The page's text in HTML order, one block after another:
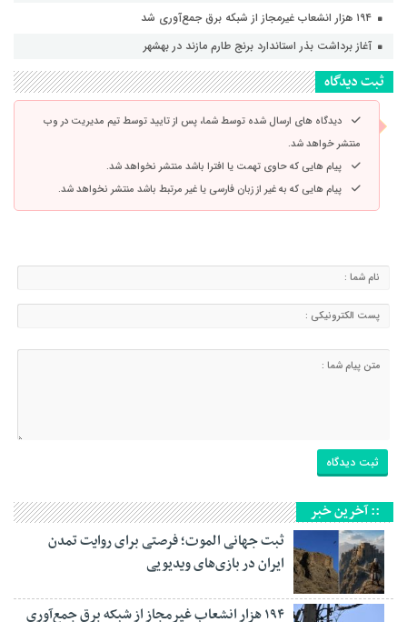
آغاز برداشت بذر استاندارد برنج طارم مازند در بهشهر
ثبت دیدگاه
دیدگاه های ارسال شده توسط شما، پس از تایید توسط تیم مدیریت در وب
منتشر خواهد شد.
پیام هایی که حاوی تهمت یا افترا باشد منتشر نخواهد شد.
پیام هایی که به غیر از زبان فارسی یا غیر مرتبط باشد منتشر نخواهد شد.
:: آخرین خبر
ثبت جهانی الموت؛ فرصتی برای روایت تمدن
ایران در بازی‌های ویدیویی
۱۹۴ هزار انشعاب غیرمجاز از شبکه برق جمع‌آوری